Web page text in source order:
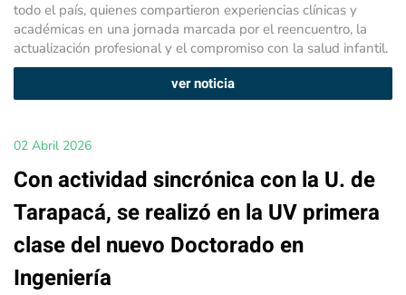
todo el país, quienes compartieron experiencias clínicas y
académicas en una jornada marcada por el reencuentro, la
actualización profesional y el compromiso con la salud infantil.
ver noticia
02 Abril 2026
Con actividad sincrónica con la U. de
Tarapacá, se realizó en la UV primera
clase del nuevo Doctorado en
Ingeniería